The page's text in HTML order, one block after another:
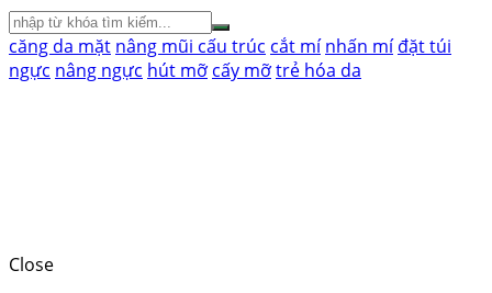
căng da mặt nâng mũi cấu trúc cắt mí nhấn mí đặt túi
ngực nâng ngực hút mỡ cấy mỡtrẻ hóa da
Close